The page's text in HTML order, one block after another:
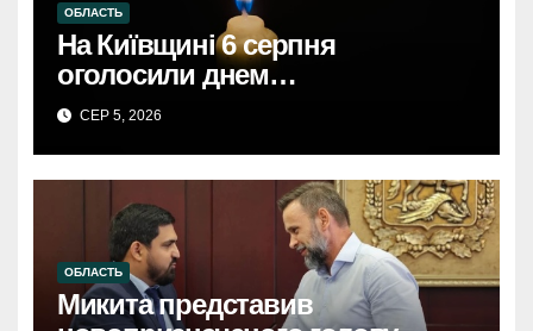
ОБЛАСТЬ
На Київщині 6 серпня
оголосили днем
жалобиКиївщина в жалобі: 6
серпня – день скорботи за
загиблими.
СЕР 5, 2026
ОБЛАСТЬ
Микита представив